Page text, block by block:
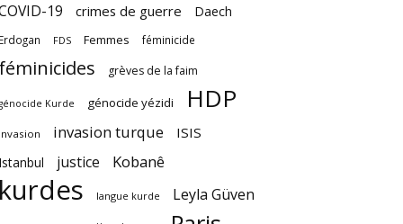
19 crimes de guerre Daech
FDS Femmes féminicide
grèves de la faim
Kurde génocide yézidi HDP
invasion turque ISIS
justice Kobanê
langue kurde Leyla Güven